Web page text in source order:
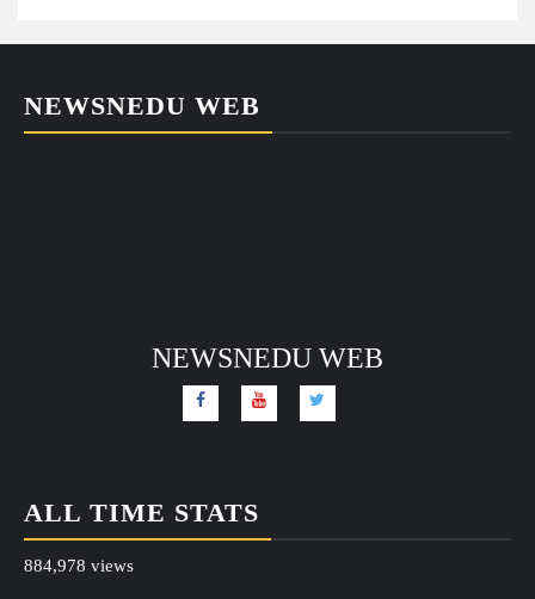
NEWSNEDU WEB
NEWSNEDU WEB
ALL TIME STATS
884,978 views